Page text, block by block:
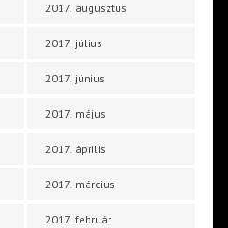
2017. augusztus
2017. július
2017. június
2017. május
2017. április
2017. március
2017. február